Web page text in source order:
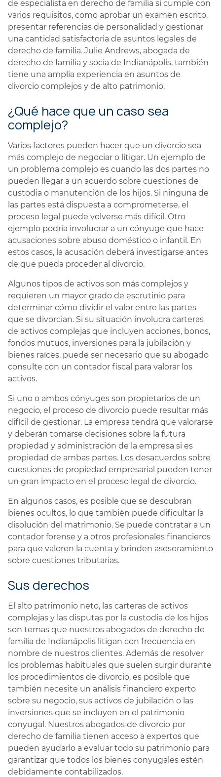
de especialista en derecho de familia si cumple con
varios requisitos, como aprobar un examen escrito,
presentar referencias de personalidad y gestionar
una cantidad satisfactoria de asuntos legales de
derecho de familia. Julie Andrews, abogada de
derecho de familia y socia de Indianápolis, también
tiene una amplia experiencia en asuntos de
divorcio complejos y de alto patrimonio.
¿Qué hace que un caso sea
complejo?
Varios factores pueden hacer que un divorcio sea
más complejo de negociar o litigar. Un ejemplo de
un problema complejo es cuando las dos partes no
pueden llegar a un acuerdo sobre cuestiones de
custodia o manutención de los hijos. Si ninguna de
las partes está dispuesta a comprometerse, el
proceso legal puede volverse más difícil. Otro
ejemplo podría involucrar a un cónyuge que hace
acusaciones sobre abuso doméstico o infantil. En
estos casos, la acusación deberá investigarse antes
de que pueda proceder al divorcio.
Algunos tipos de activos son más complejos y
requieren un mayor grado de escrutinio para
determinar cómo dividir el valor entre las partes
que se divorcian. Si su situación involucra carteras
de activos complejas que incluyen acciones, bonos,
fondos mutuos, inversiones para la jubilación y
bienes raíces, puede ser necesario que su abogado
consulte con un contador fiscal para valorar los
activos.
Si uno o ambos cónyuges son propietarios de un
negocio, el proceso de divorcio puede resultar más
difícil de gestionar. La empresa tendrá que valorarse
y deberán tomarse decisiones sobre la futura
propiedad y administración de la empresa si es
propiedad de ambas partes. Los desacuerdos sobre
cuestiones de propiedad empresarial pueden tener
un gran impacto en el proceso legal de divorcio.
En algunos casos, es posible que se descubran
bienes ocultos, lo que también puede dificultar la
disolución del matrimonio. Se puede contratar a un
contador forense y a otros profesionales financieros
para que valoren la cuenta y brinden asesoramiento
sobre cuestiones tributarias.
Sus derechos
El alto patrimonio neto, las carteras de activos
complejas y las disputas por la custodia de los hijos
son temas que nuestros abogados de derecho de
familia de Indianápolis litigan con frecuencia en
nombre de nuestros clientes. Además de resolver
los problemas habituales que suelen surgir durante
los procedimientos de divorcio, es posible que
también necesite un análisis financiero experto
sobre su negocio, sus activos de jubilación o las
inversiones que se incluyen en el patrimonio
conyugal. Nuestros abogados de divorcio por
derecho de familia tienen acceso a expertos que
pueden ayudarlo a evaluar todo su patrimonio para
garantizar que todos los bienes conyugales estén
debidamente contabilizados.